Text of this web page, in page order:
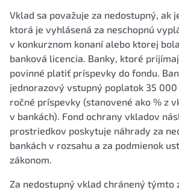
Vklad sa považuje za nedostupný, ak
ktorá je vyhlásená za neschopnú
v konkurznom konaní alebo ktorej
banková licencia. Banky, ktoré
povinné platiť príspevky do fondu.
jednorazový vstupný poplatok 35
ročné príspevky (stanovené ako % z
v bankách). Fond ochrany vkladov
prostriedkov poskytuje náhrady za
bankách v rozsahu a za podmienok
zákonom.
Za nedostupný vklad chránený týmto